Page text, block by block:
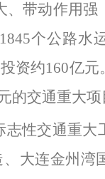
带动作用强
1845个公路水
资约160亿
的交通重大项
性交通重
大连金州湾